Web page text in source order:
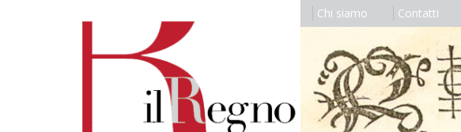
Chi siamo Contatti